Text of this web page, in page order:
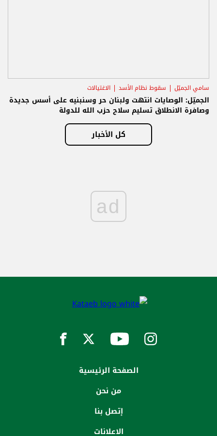
سامي الجميّل سقوط نظام الأسد الاغتيالات
الجميّل: الوصايات انتهت ولبنان حر وسنبنيه على أسس جديدة
وصافرة الانطلاق تسليم سلاح حزب الله للدولة
كل الأخبار
ad
الصفحة الرئيسية
من نحن
إتصل بنا
الاعلانات